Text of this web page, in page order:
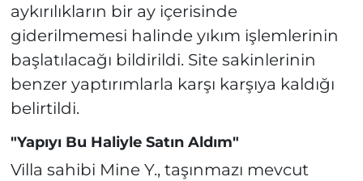
aykırılıkların bir ay içerisinde
giderilmemesi halinde yıkım işlemlerinin
başlatılacağı bildirildi. Site sakinlerinin
benzer yaptırımlarla karşı karşıya kaldığı
belirtildi.
"Yapıyı Bu Haliyle Satın Aldım"
Villa sahibi Mine Y., taşınmazı mevcut